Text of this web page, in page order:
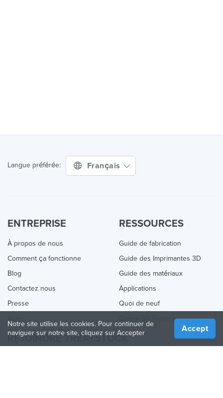
Langue préférée: Français
ENTREPRISE
À propos de nous
Comment ça fonctionne
Blog
Contactez nous
Presse
RESSOURCES
Guide de fabrication
Guide des Imprimantes 3D
Guide des matériaux
Applications
Quoi de neuf
Online 3D Printing
REJOINDRE TREATSTOCK
Notre site utilise les cookies. Pour continuer de
naviguer sur notre site, cliquez sur Accepter
Accept